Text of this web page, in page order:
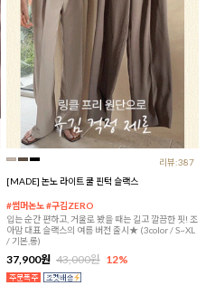
리뷰:387
[MADE] 논노 라이트 쿨 핀턱 슬랙스
#썸머논노 #구김ZERO
입는 순간 편하고, 거울로 봤을 때는 길고 깔끔한 핏! 조
아맘 대표 슬랙스의 여름 버전 출시★ (3color / S~XL
/ 기본,롱)
37,900원 43,000원 12%